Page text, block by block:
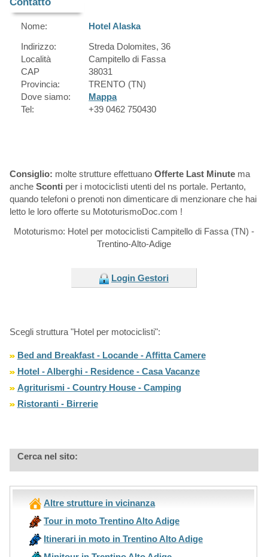
Nome:
Indirizzo:
Località
CAP
Provincia:
Dove siamo:
Tel:
Hotel Alaska
Streda Dolomites, 36
Campitello di Fassa
38031
TRENTO (TN)
Mappa
+39 0462 750430
Consiglio: molte strutture effettuano Offerte Last Minutema
anche Sconti per i motociclisti utenti del ns portale. Pertanto,
quando telefoni o prenoti non dimenticare di menzionare che hai
letto le loro offerte su MototurismoDoc.com !
Mototurismo: Hotel per motociclisti Campitello di Fassa (TN) -
Trentino-Alto-Adige
Login Gestori
Scegli struttura "Hotel per motociclisti":
Bed and Breakfast - Locande - Affitta Camere
Hotel - Alberghi - Residence - Casa Vacanze
Agriturismi - Country House - Camping
Ristoranti - Birrerie
Cerca nel sito:
Altre strutture in vicinanza
Tour in moto Trentino Alto Adige
Itinerari in moto in Trentino Alto Adige